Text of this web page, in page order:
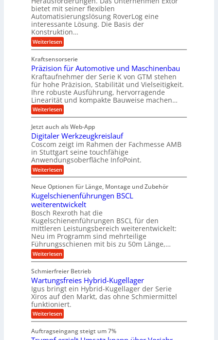
n
d
w
e
n
i
g
e
r
B
ü
r
o
r
a
t
i
e
e
r
g
l
e
i
c
h
e
l
g
e
w
n
d
e
t
r
i
e
b
e
f
ü
r
r
a
u
e
U
m
g
e
b
u
n
g
e
n
z
i
e
h
t
n
e
e
n
S
t
a
n
d
o
r
i
n
R
ü
s
s
e
l
s
h
e
i
m
n
a
u
c
h
i
n
Z
e
e
n
v
o
n
K
I
w
i
c
h
t
i
g
e
a
l
s
M
a
s
c
h
i
n
e
n
bietet mit seiner flexiblen
Automatisierungslösung RoverLog eine
interessante Lösung. Die Basis der
Konstruktion…
Weiterlesen:
Z
h
n
s
t
a
n
g
e
n
e
t
r
i
e
b
e
f
r
p
r
ä
z
i
s
e
H
u
b
e
w
e
g
u
n
g
e
Kraftsensorserie
Präzision für Automotive und Maschinenbau
Kraftaufnehmer der Serie K von GTM stehen
für hohe Präzision, Stabilität und Vielseitigkeit.
Ihre robuste Ausführung, hervorragende
Linearität und kompakte Bauweise machen…
Weiterlesen:
P
ä
z
i
s
i
o
n
f
r
A
u
t
o
m
o
t
i
v
e
n
d
M
a
s
c
h
i
e
Jetzt auch als Web-App
Digitaler Werkzeugkreislauf
Coscom zeigt im Rahmen der Fachmesse AMB
in Stuttgart seine touchfähige
Anwendungsoberfläche InfoPoint.
Weiterlesen:
D
g
i
t
a
l
e
r
W
e
r
k
z
e
u
g
k
r
e
i
s
a
Neue Optionen für Länge, Montage und Zubehör
Kugelschienenführungen BSCL
weiterentwickelt
Bosch Rexroth hat die
Kugelschienenführungen BSCL für den
mittleren Leistungsbereich weiterentwickelt:
Neu im Programm sind mehrteilige
Führungsschienen mit bis zu 50m Länge,…
Weiterlesen:
K
g
e
l
s
c
h
i
e
e
Schmierfreier Betrieb
Wartungsfreies Hybrid-Kugellager
Igus bringt ein Hybrid-Kugellager der Serie
Xiros auf den Markt, das ohne Schmiermittel
funktioniert.
Weiterlesen:
W
r
Auftragseingang steigt um 7%